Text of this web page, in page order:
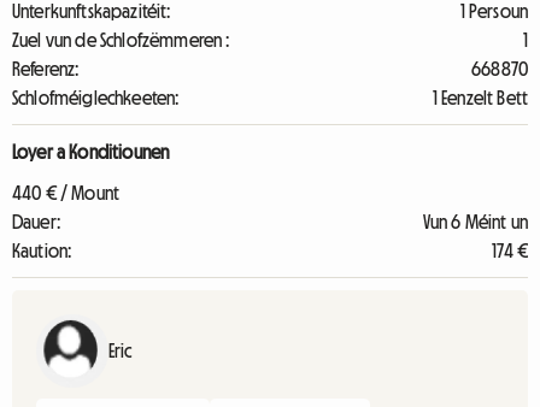
Unterkunftskapazitéit:
1 Persoun
Zuel vun de Schlofzëmmeren :
1
Referenz:
668870
Schlofméiglechkeeten:
1 Eenzelt Bett
Loyer a Konditiounen
440 € / Mount
Dauer:
Vun 6 Méint un
Kaution:
174 €
Eric